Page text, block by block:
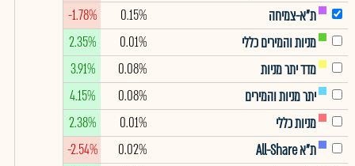
ת"א-צמיחה
0.15%
-1.78%
מניות והמירים כללי
0.01%
2.35%
מדד יתר מניות
0.08%
3.91%
יתר מניות והמירים
0.08%
4.15%
מניות כללי
0.01%
2.38%
ת"א All-Share
0.02%
-2.54%